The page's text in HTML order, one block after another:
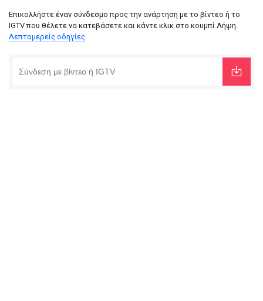
Επικολλήστε έναν σύνδεσμο προς την ανάρτηση με το βίντεο ή το
IGTV που θέλετε να κατεβάσετε και κάντε κλικ στο κουμπί Λήψη.
Λεπτομερείς οδηγίες